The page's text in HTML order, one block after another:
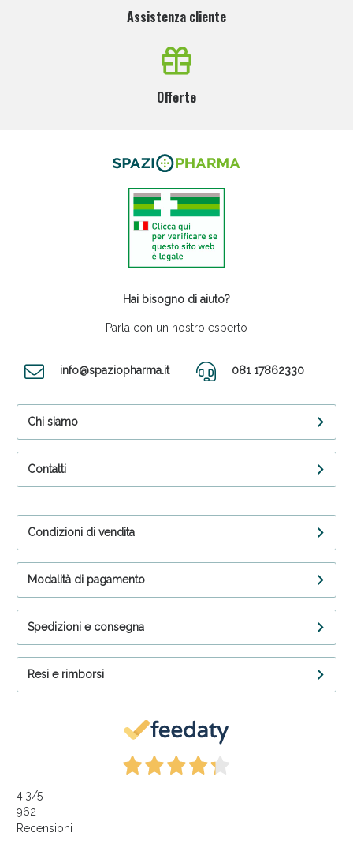
Assistenza cliente
Offerte
Hai bisogno di aiuto?
Parla con un nostro esperto
info@spaziopharma.it 081 17862330
Chi siamo
Contatti
Condizioni di vendita
Modalità di pagamento
Spedizioni e consegna
Resi e rimborsi
4,3/5
962
Recensioni